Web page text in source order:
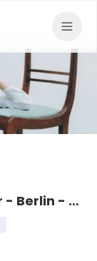
Sales Assistant - part time 20hr - Berlin - M/W/D